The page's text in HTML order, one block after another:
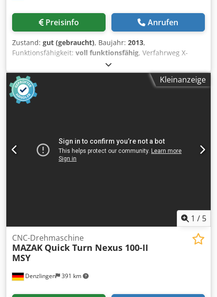
Preisinfo Anrufen
Zustand: gut (gebraucht), Baujahr: 2013,
Funktionsfähigkeit: voll funktionsfähig, Verfahrweg X-
, Verfahrweg Y-Achse:
Z-Achse:600 mm, CNC Steuerung Heidenhain iTNC530 24-
fach Werkzeugwechsler el. Handrad Späneförderer IKZ
Absaugung Technische Daten / technical details: X-Weg /
X-travel 860 mm Dcsdoy Hqmhepfx Aqqjk Y-Weg / Y-travel
m/min Tischaufspannfläche / table clamping area
1000x560 mm Werkzeugwechselmagazinplätze / number
of tool places in changer 24 Antriebleistung Spindel 40%ED
Kleinanzeige
1 / 5
Denzlingen 391 km
CNC-Drehmaschine
MAZAK Quick Turn Nexus 100-II
MSY